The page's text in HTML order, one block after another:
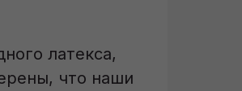
латекса,
что наши